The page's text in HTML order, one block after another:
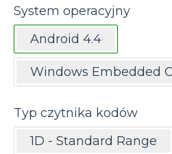
System operacyjny
Android 4.4
Windows Embedded
Typ czytnika kodów
1D - Standard Range